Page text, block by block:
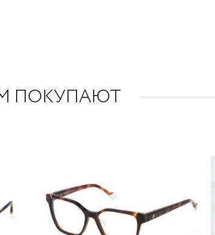
ПОКУПАЮТ